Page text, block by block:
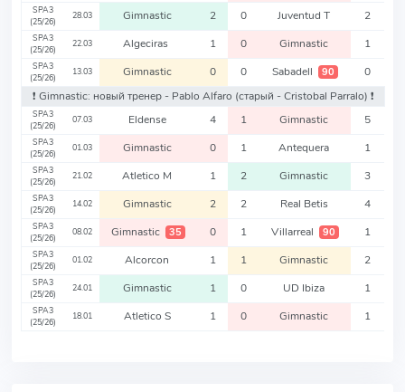
SPA3
(25/26)
28.03 Gimnastic 2 0 Juventud T 2
SPA3
(25/26)
22.03 Algeciras 1 0 Gimnastic 1
SPA3
(25/26)
13.03 Gimnastic 0 0 Sabadell 90
0
❗️ Gimnastic: новый тренер - Pablo Alfaro (старый - Cristobal Parralo) ❗️
SPA3
(25/26)
07.03 Eldense 4 1 Gimnastic 5
SPA3
(25/26)
01.03 Gimnastic 0 1 Antequera 1
SPA3
(25/26)
21.02 Atletico M 1 2 Gimnastic 3
SPA3
(25/26)
14.02 Gimnastic 2 2 Real Betis 4
SPA3
(25/26)
08.02 Gimnastic 35 0 1 Villarreal 90 1
SPA3
(25/26)
01.02 Alcorcon 1 1 Gimnastic 2
SPA3
(25/26)
24.01 Gimnastic 1 0 UD Ibiza 1
SPA3
(25/26)
18.01 Atletico S 1 0 Gimnastic 1